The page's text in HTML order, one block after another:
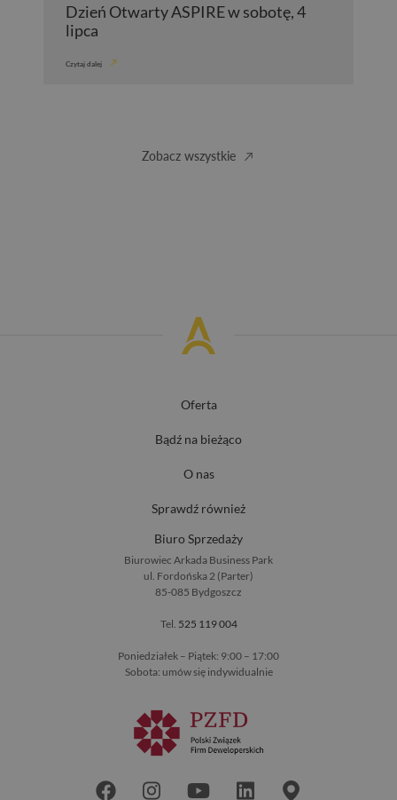
Dzień Otwarty ASPIRE w sobotę, 4
lipca
Czytaj dalej
Zobacz wszystkie
Oferta
Bądź na bieżąco
O nas
Sprawdź również
Biuro Sprzedaży
Biurowiec Arkada Business Park
ul. Fordońska 2 (Parter)
85-085 Bydgoszcz
Tel. 525 119 004
Poniedziałek – Piątek: 9:00 – 17:00
Sobota: umów się indywidualnie